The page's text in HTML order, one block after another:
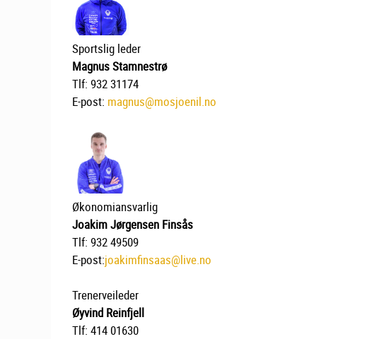
Sportslig leder
Magnus Stamnestrø
Tlf: 932 31174
E-post: magnus@mosjoenil.no
Økonomiansvarlig
Joakim Jørgensen Finsås
Tlf: 932 49509
E-post:joakimfinsaas@live.no
Trenerveileder
Øyvind Reinfjell
Tlf: 414 01630